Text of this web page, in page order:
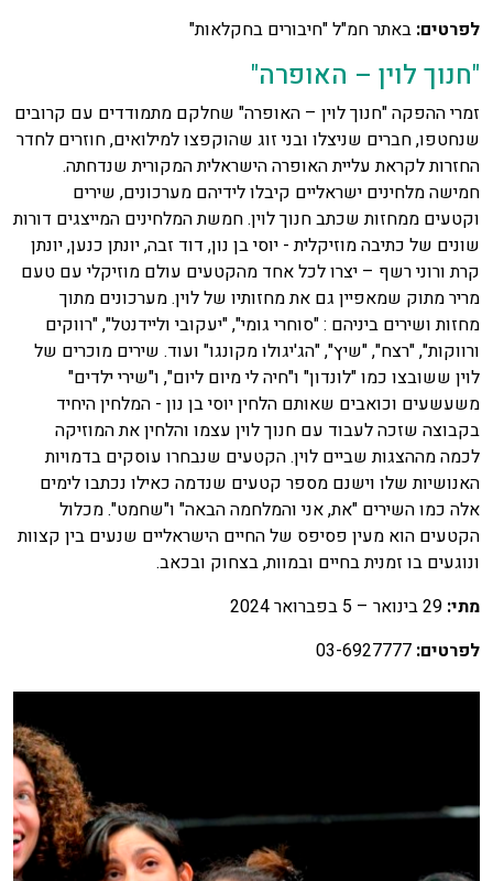
לפרטים: באתר חמ"ל "חיבורים בחקלאות"
"חנוך לוין – האופרה"
זמרי ההפקה "חנוך לוין – האופרה" שחלקם מתמודדים עם קרובים
שנחטפו, חברים שניצלו ובני זוג שהוקפצו למילואים, חוזרים לחדר
החזרות לקראת עליית האופרה הישראלית המקורית שנדחתה.
חמישה מלחינים ישראליים קיבלו לידיהם מערכונים, שירים
וקטעים ממחזות שכתב חנוך לוין. חמשת המלחינים המייצגים דורות
שונים של כתיבה מוזיקלית - יוסי בן נון, דוד זבה, יונתן כנען, יונתן
קרת ורוני רשף – יצרו לכל אחד מהקטעים עולם מוזיקלי עם טעם
מריר מתוק שמאפיין גם את מחזותיו של לוין. מערכונים מתוך
מחזות ושירים ביניהם : "סוחרי גומי", "יעקובי וליידנטל", "רווקים
ורווקות", "רצח", "שיץ", "הג'יגולו מקונגו" ועוד. שירים מוכרים של
לוין ששובצו כמו "לונדון" ו"חיה לי מיום ליום", ו"שירי ילדים"
משעשעים וכואבים שאותם הלחין יוסי בן נון - המלחין היחיד
בקבוצה שזכה לעבוד עם חנוך לוין עצמו והלחין את המוזיקה
לכמה מההצגות שביים לוין. הקטעים שנבחרו עוסקים בדמויות
האנושיות שלו וישנם מספר קטעים שנדמה כאילו נכתבו לימים
אלה כמו השירים "את, אני והמלחמה הבאה" ו"שחמט". מכלול
הקטעים הוא מעין פסיפס של החיים הישראליים שנעים בין קצוות
ונוגעים בו זמנית בחיים ובמוות, בצחוק ובכאב.
מתי:
לפרטים: